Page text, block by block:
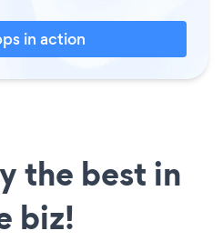
in action
the best in
biz!